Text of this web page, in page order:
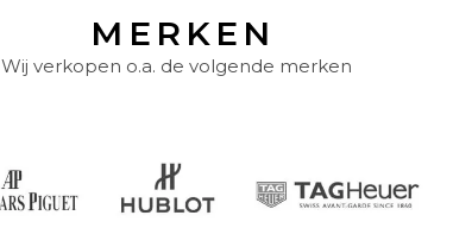
MERKEN
Wij verkopen o.a. de volgende merken